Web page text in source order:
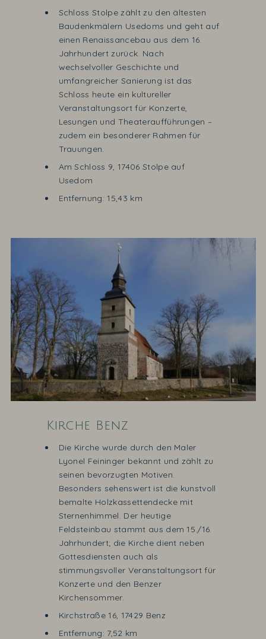
Schloss Stolpe zählt zu den ältesten
Baudenkmälern Usedoms und geht auf
einen Renaissancebau aus dem 16.
Jahrhundert zurück. Nach
wechselvoller Geschichte und
umfangreicher Sanierung ist das
Schloss heute ein kultureller
Veranstaltungsort für Konzerte,
Lesungen und Theateraufführungen –
zudem ein besonderer Rahmen für
Trauungen.
Am Schloss 9, 17406 Stolpe auf
Usedom
Entfernung: 15,43 km
Kirche Benz
Die Kirche wurde durch den Maler
Lyonel Feininger bekannt und zählt zu
seinen bevorzugten Motiven.
Besonders sehenswert ist die kunstvoll
bemalte Holzkassettendecke mit
Sternenhimmel. Der heutige
Feldsteinbau stammt aus dem 15./16.
Jahrhundert; die Kirche dient neben
Gottesdiensten auch als
stimmungsvoller Veranstaltungsort für
Konzerte und den Benzer
Kirchensommer.
Kirchstraße 16, 17429 Benz
Entfernung: 7,52 km